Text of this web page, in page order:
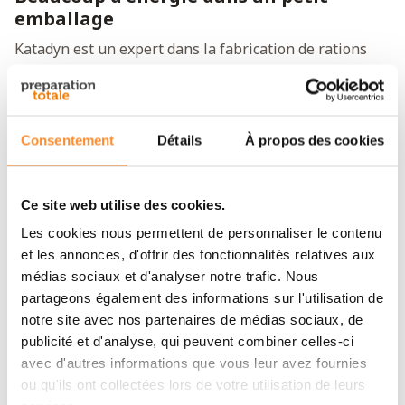
Consentement Détails À propos des cookies
Ce site web utilise des cookies.
Les cookies nous permettent de personnaliser le contenu
et les annonces, d'offrir des fonctionnalités relatives aux
médias sociaux et d'analyser notre trafic. Nous
partageons également des informations sur l'utilisation de
notre site avec nos partenaires de médias sociaux, de
publicité et d'analyse, qui peuvent combiner celles-ci
avec d'autres informations que vous leur avez fournies
ou qu'ils ont collectées lors de votre utilisation de leurs
emballage
Katadyn est un expert dans la fabrication de rations
repas complets sans eau. En ajoutant de l'eau, vous
nutritif. Ces crêpes contiennent l'énergie pour
continuer un peu plus longtemps.
Informations nutritionnelles
Ingrédients: farine de blé complet, farine de blé,
poudre d'œufs entiers, graines de citrouille, poudre
de citrouille, lait entier en poudre, oignons, poudre
à lever, huile de tournesol en poudre (contient du
lait, E551), sel, flocons de poireaux, épices.
Préparation :remplir le sachet avec 140 millilitres